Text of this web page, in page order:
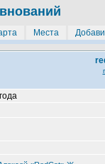
Места